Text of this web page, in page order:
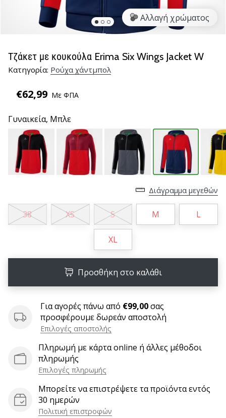
παπούτσια
Accelerate
NITRO
SQD
Ανακάλυψε
τεχνικές
αναβαθμίσεις
και
μάθε
αν
αξίζει…
25. 11. 2024
•
πρεσβευτής
μάρκας
Είσαι
χάντμπολ
όπως
πρεσβευτής/
πρέσβειρα
Αλλαγή χρώματος
Τζάκετ με κουκούλα Erima Six Wings Jacket W
Κατηγορία: Ρούχα χάντμπολ
€62,99 Με ΦΠΑ
Γυναικεία, Μπλε
Διάγραμμα μεγεθών
38 XS S M L
XL
Προσθήκη στο καλάθι
Για αγορές πάνω από €99,00σας
προσφέρουμε δωρεάν αποστολή
Επιλογές αποστολής
Πληρωμή με κάρτα online ή άλλες μέθοδοι
πληρωμής
Επιλογές πληρωμής
Μπορείτε να επιστρέψετε τα προϊόντα εντός
30 ημερών
Πολιτική επιστροφών